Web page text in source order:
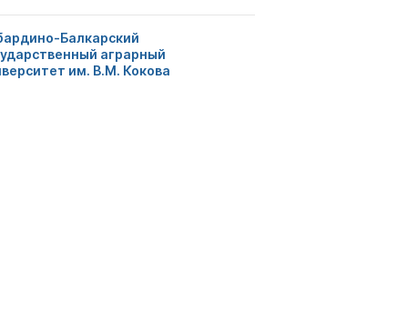
Балкарский
аграрный
им. В.М. Кокова